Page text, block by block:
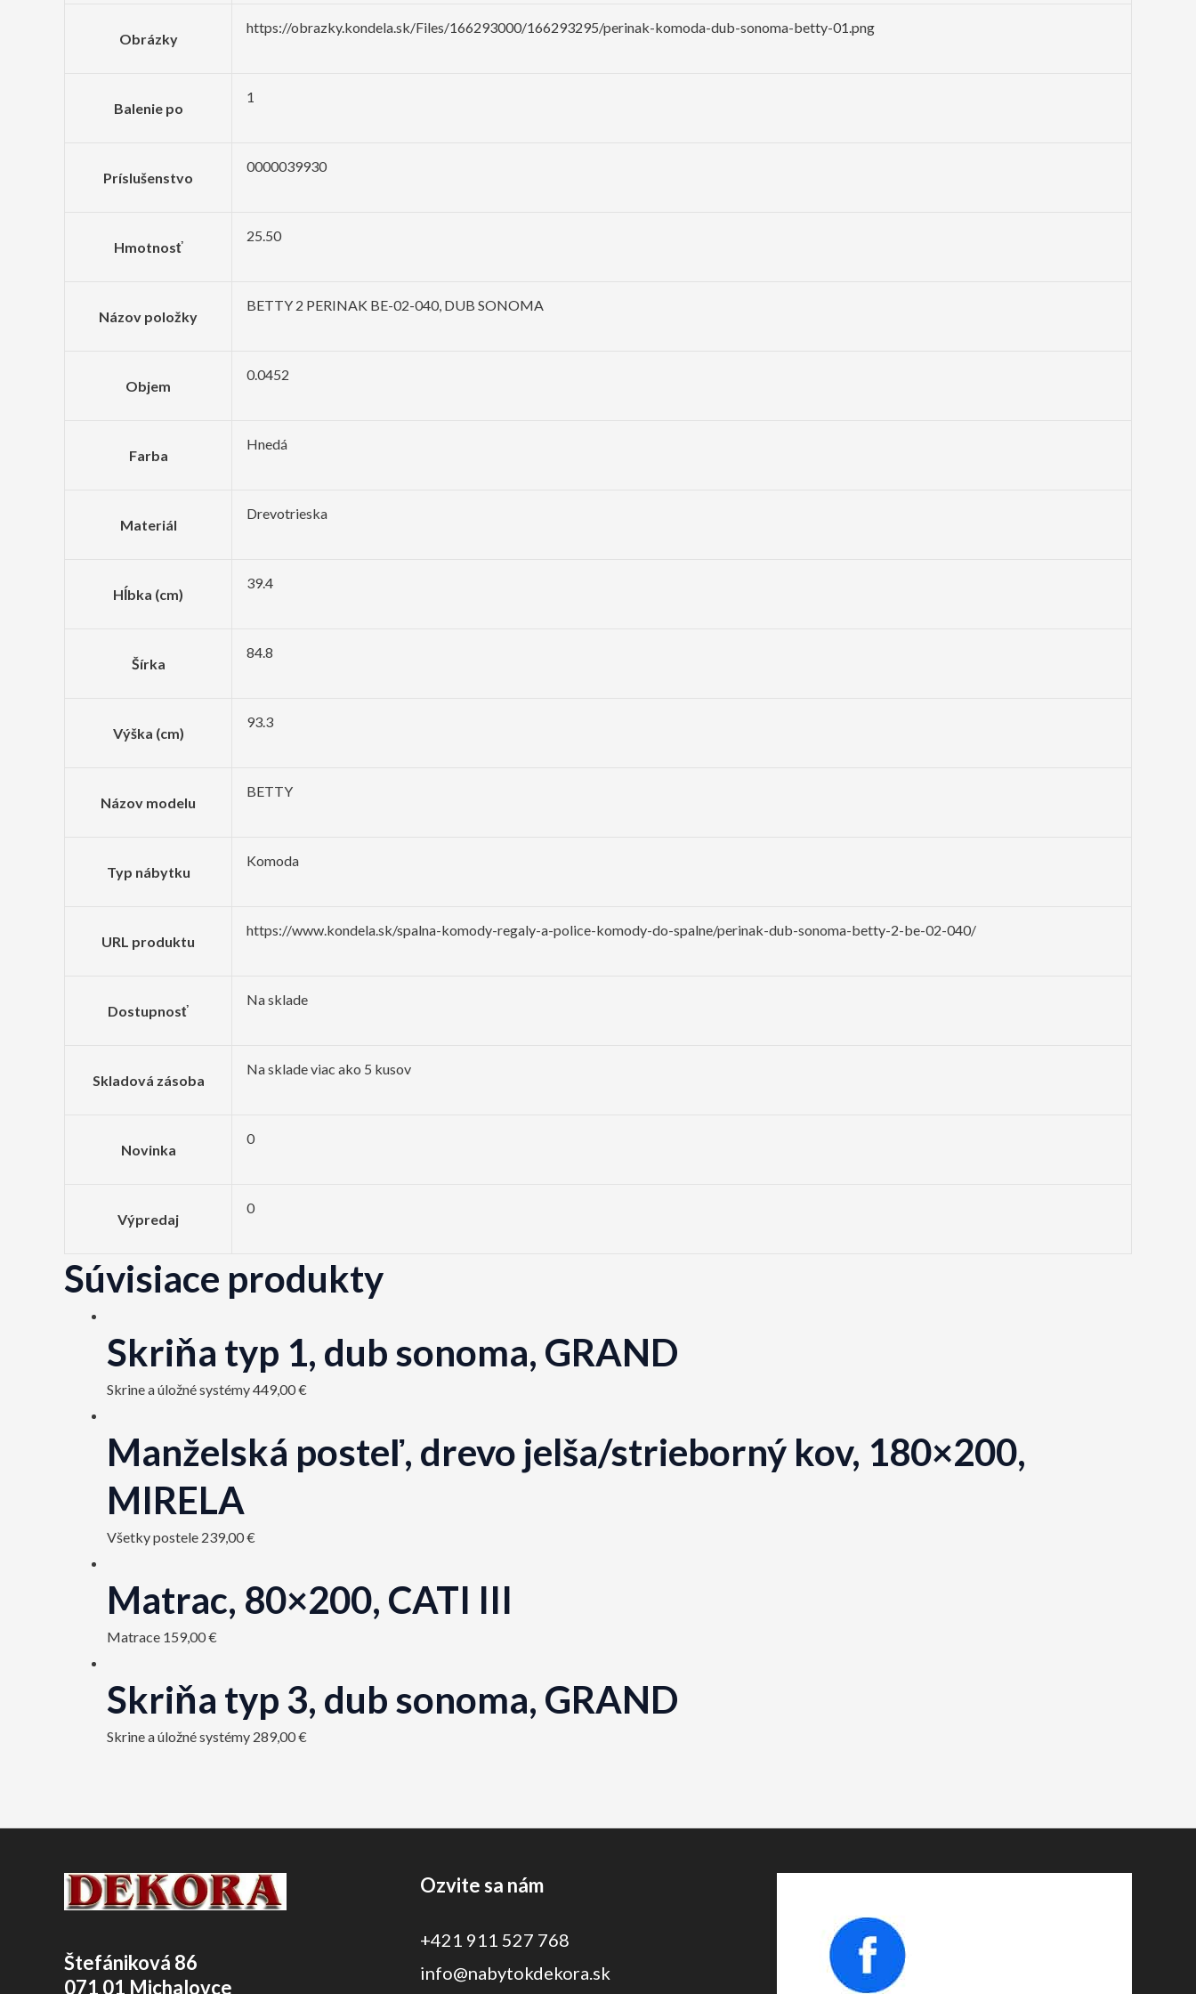
Obrázky
https://obrazky.kondela.sk/Files/166293000/166293295/perinak-komoda-dub-sonoma-betty-01.png
Balenie po
1
Príslušenstvo
0000039930
Hmotnosť
25.50
Názov položky
BETTY 2 PERINAK BE-02-040, DUB SONOMA
Objem
0.0452
Farba
Hnedá
Materiál
Drevotrieska
Hĺbka (cm)
39.4
Šírka
84.8
Výška (cm)
93.3
Názov modelu
BETTY
Typ nábytku
Komoda
URL produktu
https://www.kondela.sk/spalna-komody-regaly-a-police-komody-do-spalne/perinak-dub-sonoma-betty-2-be-02-040/
Dostupnosť
Na sklade
Skladová zásoba
Na sklade viac ako 5 kusov
Novinka
0
Výpredaj
0
Súvisiace produkty
Skriňa typ 1, dub sonoma, GRAND
Skrine a úložné systémy449,00€
Manželská posteľ, drevo jelša/strieborný kov, 180×200,
MIRELA
Všetky postele 239,00€
Matrac, 80×200, CATI III
Matrace 159,00€
Skriňa typ 3, dub sonoma, GRAND
Skrine a úložné systémy 289,00€
Štefániková 86
071 01 Michalovce
Ozvite sa nám
+421 911 527 768
info@nabytokdekora.sk